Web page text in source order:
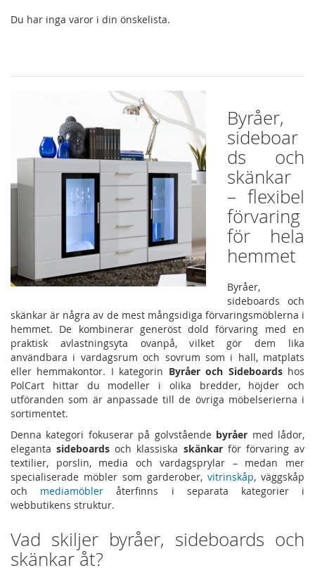
Du har inga varor i din önskelista.
Byråer,
sideboar
ds och
skänkar
– flexibel
förvaring
för hela
hemmet
Byråer,
sideboards och
skänkar är några av de mest mångsidiga förvaringsmöblerna i
hemmet. De kombinerar generöst dold förvaring med en
praktisk avlastningsyta ovanpå, vilket gör dem lika
användbara i vardagsrum och sovrum som i hall, matplats
eller hemmakontor. I kategorin Byråer och Sideboardshos
PolCart hittar du modeller i olika bredder, höjder och
utföranden som är anpassade till de övriga möbelserierna i
sortimentet.
Denna kategori fokuserar på golvstående byråer med lådor,
elegantasideboards och klassiska skänkarför förvaring av
textilier, porslin, media och vardagsprylar – medan mer
specialiserade möbler som garderober, vitrinskåp, väggskåp
och mediamöbler återfinns i separata kategorier i
webbutikens struktur.
Vad skiljer byråer, sideboards och
skänkar åt?